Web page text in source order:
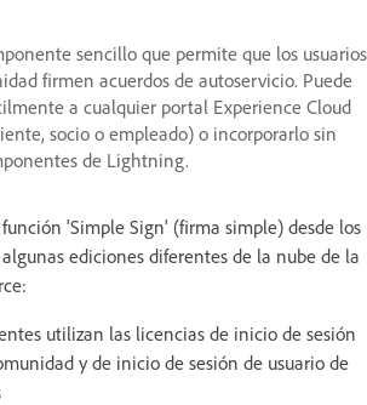
sencillo que permite que los usuarios
firmen acuerdos de autoservicio. Puede
a cualquier portal Experience Cloud
socio o empleado) o incorporarlo sin
de Lightning.
'Simple Sign' (firma simple) desde los
ediciones diferentes de la nube de la
utilizan las licencias de inicio de sesión
y de inicio de sesión de usuario de